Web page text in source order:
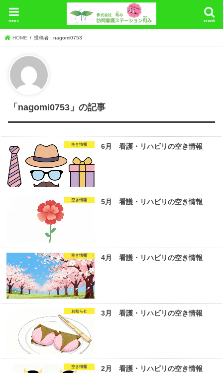
search
menu
HOME 投稿者 : nagomi0753
「nagomi0753」の記事
空き情報 6月 看護・リハビリの空き情報
空き情報 5月 看護・リハビリの空き情報
空き情報 4月 看護・リハビリの空き情報
お知らせ 3月 看護・リハビリの空き情報
空き情報 2月 看護・リハビリの空き情報